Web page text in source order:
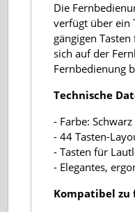
Die
verfügt über ein
gängigen
sich auf der
Fernbedienung
Technische
- Farbe: Schwarz
- 44 Tasten-
- Tasten für
- Elegantes,
Kompatibel zu